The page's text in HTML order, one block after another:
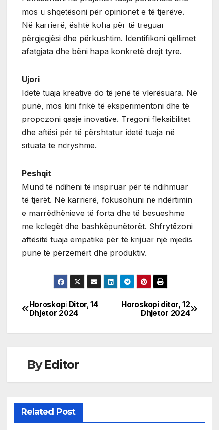
mos u shqetësoni për opinionet e të tjerëve.
Në karrierë, është koha për të treguar
përgjegjësi dhe përkushtim. Identifikoni qëllimet
afatgjata dhe bëni hapa konkretë drejt tyre.
Ujori
Idetë tuaja kreative do të jenë të vlerësuara. Në
punë, mos kini frikë të eksperimentoni dhe të
propozoni qasje inovative. Tregoni fleksibilitet
dhe aftësi për të përshtatur idetë tuaja në
situata të ndryshme.
Peshqit
Mund të ndiheni të inspiruar për të ndihmuar
të tjerët. Në karrierë, fokusohuni në ndërtimin
e marrëdhënieve të forta dhe të besueshme
me kolegët dhe bashkëpunëtorët. Shfrytëzoni
aftësitë tuaja empatike për të krijuar një mjedis
pune të përzemërt dhe produktiv.
Post
navigation
Horoskopi ditor, 12
Dhjetor 2024
Horoskopi Ditor, 14
Dhjetor 2024
ByEditor
Related Post